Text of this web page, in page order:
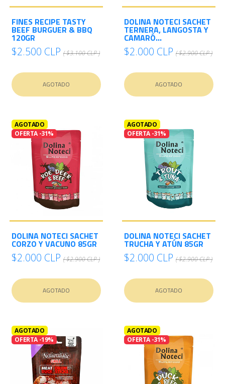
FINES RECIPE TASTY
BEEF BURGUER & BBQ
120GR
$2.500 CLP ( $3.100 CLP )
AGOTADO
DOLINA NOTECI SACHET
TERNERA, LANGOSTA Y
CAMARÓ...
$2.000 CLP ( $2.900 CLP )
AGOTADO
AGOTADO
OFERTA -31%
DOLINA NOTECI SACHET
CORZO Y VACUNO 85GR
$2.000 CLP ( $2.900 CLP )
AGOTADO
AGOTADO
OFERTA -31%
DOLINA NOTECI SACHET
TRUCHA Y ATÚN 85GR
$2.000 CLP ( $2.900 CLP )
AGOTADO
AGOTADO
OFERTA -19%
AGOTADO
OFERTA -31%